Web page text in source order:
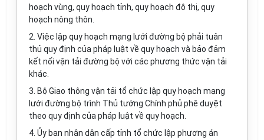
hoạch vùng, quy hoạch tỉnh, quy hoạch đô thị, quy
hoạch nông thôn.
2. Việc lập quy hoạch mạng lưới đường bộ phải tuân
thủ quy định của pháp luật về quy hoạch và bảo đảm
kết nối vận tải đường bộ với các phương thức vận tải
khác.
3. Bộ Giao thông vận tải tổ chức lập quy hoạch mạng
lưới đường bộ trình Thủ tướng Chính phủ phê duyệt
theo quy định của pháp luật về quy hoạch.
4. Ủy ban nhân dân cấp tỉnh tổ chức lập phương án